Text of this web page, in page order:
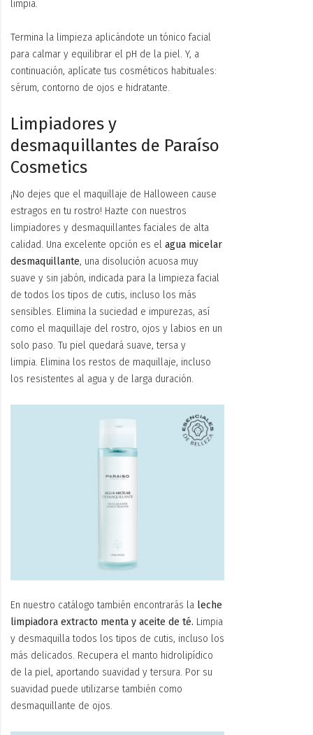
limpia.
Termina la limpieza aplicándote un tónico facial
para calmar y equilibrar el pH de la piel. Y, a
continuación, aplícate tus cosméticos habituales:
sérum, contorno de ojos e hidratante.
Limpiadores y
desmaquillantes de Paraíso
Cosmetics
¡No dejes que el maquillaje de Halloween cause
estragos en tu rostro! Hazte con nuestros
limpiadores y desmaquillantes faciales de alta
calidad. Una excelente opción es el agua micelar
desmaquillante, una disolución acuosa muy
suave y sin jabón, indicada para la limpieza facial
de todos los tipos de cutis, incluso los más
sensibles. Elimina la suciedad e impurezas, así
como el maquillaje del rostro, ojos y labios en un
solo paso. Tu piel quedará suave, tersa y
limpia. Elimina los restos de maquillaje, incluso
los resistentes al agua y de larga duración.
En nuestro catálogo también encontrarás la leche
limpiadora extracto menta y aceite de té. Limpia
y desmaquilla todos los tipos de cutis, incluso los
más delicados. Recupera el manto hidrolipídico
de la piel, aportando suavidad y tersura. Por su
suavidad puede utilizarse también como
desmaquillante de ojos.